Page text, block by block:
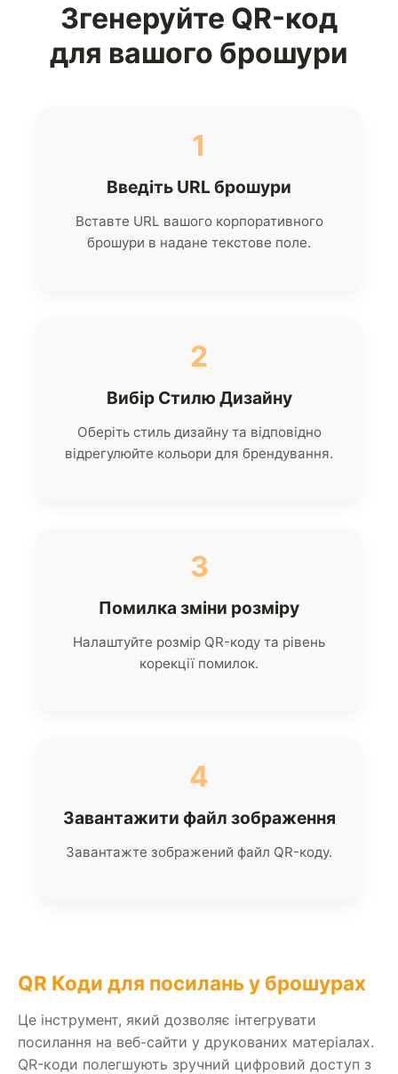
Згенеруйте QR-код
для вашого брошури
1
Введіть URL брошури
Вставте URL вашого корпоративного
брошури в надане текстове поле.
2
Вибір Стилю Дизайну
Оберіть стиль дизайну та відповідно
відрегулюйте кольори для брендування.
3
Помилка зміни розміру
Налаштуйте розмір QR-коду та рівень
корекції помилок.
4
Завантажити файл зображення
Завантажте зображений файл QR-коду.
QR Коди для посилань у брошурах
Це інструмент, який дозволяє інтегрувати
посилання на веб-сайти у друкованих матеріалах.
QR-коди полегшують зручний цифровий доступ з